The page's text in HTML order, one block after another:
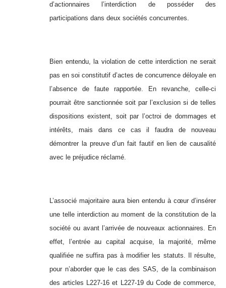
d’actionnaires l’interdiction de posséder des
participations dans deux sociétés concurrentes.
Bien entendu, la violation de cette interdiction ne serait
pas en soi constitutif d’actes de concurrence déloyale en
l’absence de faute rapportée. En revanche, celle-ci
pourrait être sanctionnée soit par l’exclusion si de telles
dispositions existent, soit par l’octroi de dommages et
intérêts, mais dans ce cas il faudra de nouveau
démontrer la preuve d’un fait fautif en lien de causalité
avec le préjudice réclamé.
L’associé majoritaire aura bien entendu à cœur d’insérer
une telle interdiction au moment de la constitution de la
société ou avant l’arrivée de nouveaux actionnaires. En
effet, l’entrée au capital acquise, la majorité, même
qualifiée ne suffira pas à modifier les statuts. Il résulte,
pour n’aborder que le cas des SAS, de la combinaison
des articles L227-16 et L227-19 du Code de commerce,